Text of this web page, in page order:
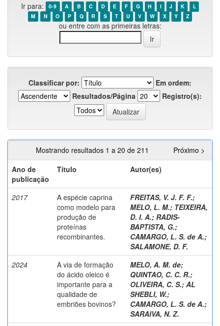
Ir para: 0-9 A B C D E F G H I J K
L
M
N O P Q R S T U V W X Y Z
ou entre com as primeiras letras:
Classificar por:
Em ordem:
Resultados/Página
Registro(s):
Mostrando resultados 1 a 20 de 211
Próximo >
Ano de
publicação
Título Autor(es)
2017
A espécie caprina
como modelo para
produção de
proteínas
recombinantes.
FREITAS, V. J. F. F.;
MELO, L. M.; TEIXEIRA,
D. I. A.; RADIS-
BAPTISTA, G.;
CAMARGO, L. S. de A.;
SALAMONE, D. F.
2024
A via de formação
do ácido oleico é
importante para a
qualidade de
embriões bovinos?
MELO, A. M. de;
QUINTAO, C. C. R.;
OLIVEIRA, C. S.; AL
SHEBLI, W.;
CAMARGO, L. S. de A.;
SARAIVA, N. Z.